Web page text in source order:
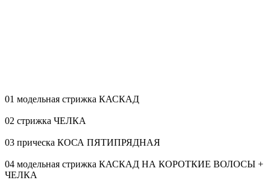
01 модельная стрижка КАСКАД
02 стрижка ЧЕЛКА
03 прическа КОСА ПЯТИПРЯДНАЯ
04 модельная стрижка КАСКАД НА КОРОТКИЕ ВОЛОСЫ +
ЧЕЛКА